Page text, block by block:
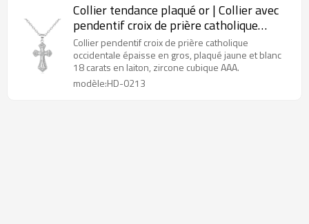
Collier tendance plaqué or | Collier avec
pendentif croix de prière catholique
occidentale, épais et épais | Bijou religieux
unisexe pour femme en or jaune et blanc
18 carats
Collier pendentif croix de prière catholique
occidentale épaisse en gros, plaqué jaune et blanc
18 carats en laiton, zircone cubique AAA.
modèle:HD-0213